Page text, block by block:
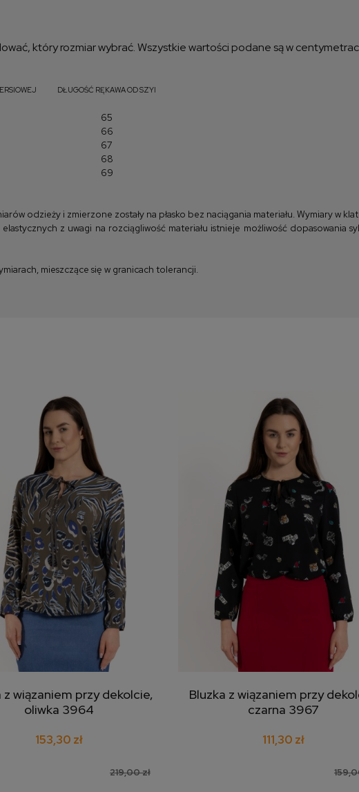
który rozmiar wybrać. Wszystkie wartości podane są w
DŁUGOŚĆ RĘKAWA OD SZYI
65
66
67
68
69
odzieży i zmierzone zostały na płasko bez naciągania materiału. Wymiary w
z uwagi na rozciągliwość materiału istnieje możliwość dopasowania
mieszczące się w granicach tolerancji.
dodaj do koszyka
z wiązaniem przy dekolcie,
oliwka 3964
219,00 zł
153,30 zł
dodaj do koszyka
Bluzka z wiązaniem przy
czarna 3967
111,30 zł